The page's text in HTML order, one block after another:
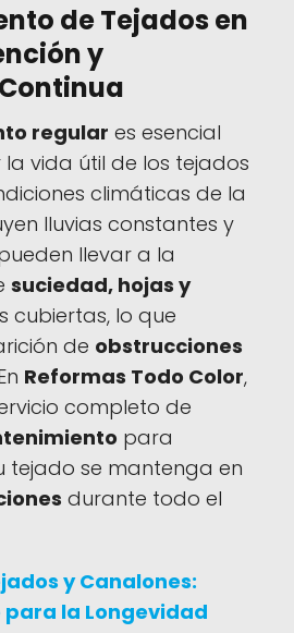
de Tejados en
y
regular es esencial
vida útil de los tejados
climáticas de la
lluvias constantes y
llevar a la
suciedad, hojas y
cubiertas, lo que
de obstrucciones
Reformas Todo Color,
completo de
para
tejado se mantenga en
durante todo el
y Canalones:
la Longevidad